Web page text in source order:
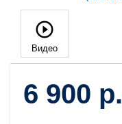
Видео
6 900 р.